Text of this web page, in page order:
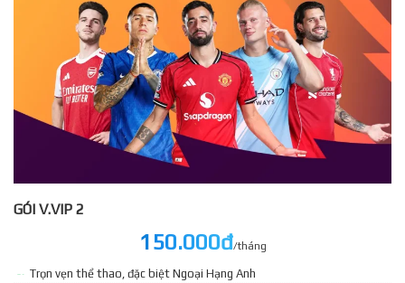
GÓI V.VIP 2
150.000đ/tháng
Trọn vẹn thể thao, đặc biệt Ngoại Hạng Anh